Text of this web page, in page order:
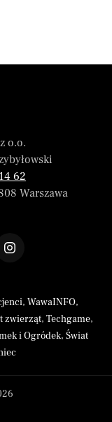
o.o.
62
Warszawa
, WawaINFO,
zwierząt, Techgame,
i Ogródek, Świat